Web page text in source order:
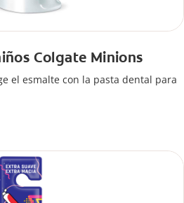
Colgate Minions
el esmalte con la pasta dental para